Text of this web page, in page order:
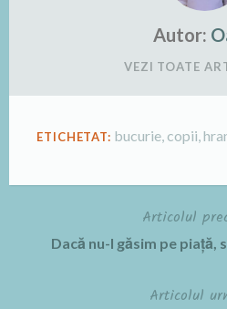
Autor:
VEZI TOATE
ETICHETAT: bucurie ,copii ,
Articolul
Dacă nu-l găsim pe piață,
Articolul